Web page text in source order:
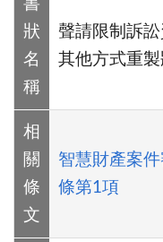
書
狀
名
稱
聲請限制訴
其他方式重
相
關
條
文
智慧財產案
條第1項